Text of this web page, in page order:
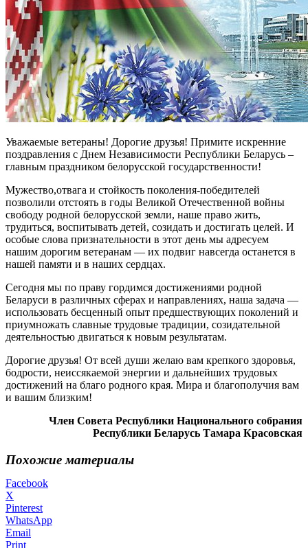
Уважаемые ветераны! Дорогие друзья! Примите искренние
поздравления с Днем Независимости Республики Беларусь –
главным праздником белорусской государственности!
Мужество,отвага и стойкость поколения-победителей
позволили отстоять в годы Великой Отечественной войны
свободу родной белорусской земли, наше право жить,
трудиться, воспитывать детей, созидать и достигать целей. И
особые слова признательности в этот день мы адресуем
нашим дорогим ветеранам — их подвиг навсегда останется в
нашей памяти и в наших сердцах.
Сегодня мы по праву гордимся достижениями родной
Беларуси в различных сферах и направлениях, наша задача —
использовать бесценный опыт предшествующих поколений и
приумножать славные трудовые традиции, созидательной
деятельностью двигаться к новым результатам.
Дорогие друзья! От всей души желаю вам крепкого здоровья,
бодрости, неиссякаемой энергии и дальнейших трудовых
достижений на благо родного края. Мира и благополучия вам
и вашим близким!
Член Совета Республики Национального собрания
Республики Беларусь Тамара Красовская
Похожие материалы
Facebook
X
Pinterest
WhatsApp
Email
Print